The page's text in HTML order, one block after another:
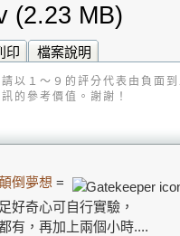
(2.23 MB)
印 檔案說明
請以１～９的評分代表由負面
訊的參考價值。謝謝！
倒夢想 =
好奇心可自行實驗，
有，再加上兩個小時....